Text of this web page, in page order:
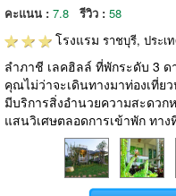
คะแนน : 7.8 รีวิว : 58
โรงแรม ราชบุรี, ประเ
ลำภาชี เลคฮิลล์ ที่พักระดับ 3
คุณไม่ว่าจะเดินทางมาท่องเที่ย
มีบริการสิ่งอำนวยความสะดว
แสนวิเศษตลอดการเข้าพัก ทาง